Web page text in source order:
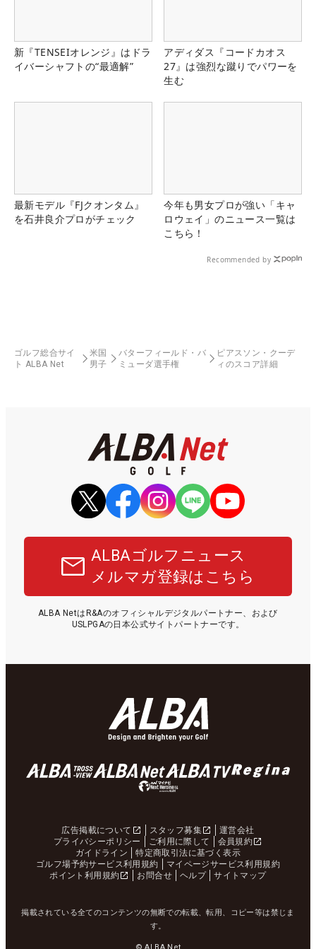
新『TENSEIオレンジ』はドラ
イバーシャフトの“最適解”
アディダス『コードカオス
27』は強烈な蹴りでパワーを
生む
最新モデル『FJクオンタム』
を石井良介プロがチェック
今年も男女プロが強い「キャ
ロウェイ」のニュース一覧は
こちら！
Recommended by
ゴルフ総合サイ
ト ALBA Net
米国
男子
バターフィールド・バ
ミューダ選手権
ピアスソン・クーデ
ィのスコア詳細
ALBAゴルフニュース
メルマガ登録はこちら
ALBA NetはR&Aのオフィシャルデジタルパートナー、および
USLPGAの日本公式サイトパートナーです。
広告掲載について スタッフ募集
運営会社
プライバシーポリシー
ご利用に際して
会員規約
ガイドライン
特定商取引法に基づく表示
ゴルフ場予約サービス利用規約
マイページサービス利用規約
ポイント利用規約
お問合せ ヘルプ サイトマップ
掲載されている全てのコンテンツの無断での転載、転用、コピー等は禁じま
す。